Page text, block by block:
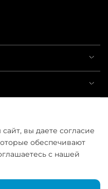
- Продажа труб оптом и в
вы даете согласие
обеспечивают
с нашей